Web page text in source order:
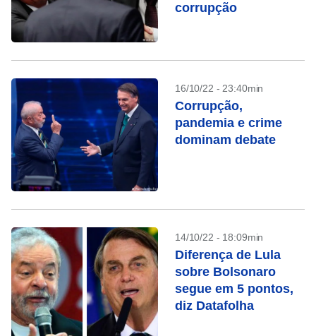
corrupção
16/10/22 - 23:40min
Corrupção,
pandemia e crime
dominam debate
14/10/22 - 18:09min
Diferença de Lula
sobre Bolsonaro
segue em 5 pontos,
diz Datafolha